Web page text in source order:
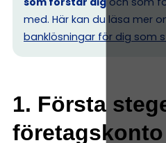
med. Här kan du läsa mer
banklösningar för dig som
1. Första
företagskonto